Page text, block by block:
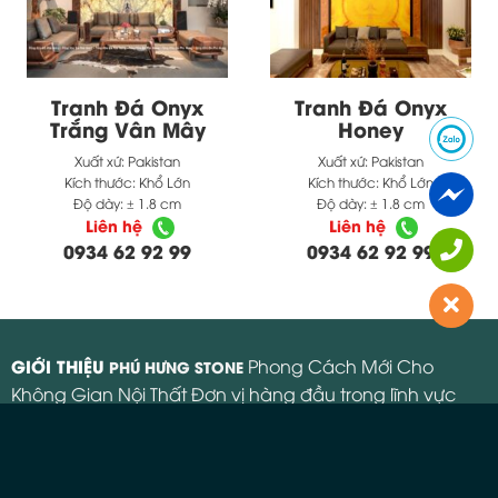
Tranh Đá Onyx
Trắng Vân Mây
Xuất xứ: Pakistan
Kích thước: Khổ Lớn
Độ dày: ± 1.8 cm
Liên hệ
0934 62 92 99
Tranh Đá Onyx
Honey
Xuất xứ: Pakistan
Kích thước: Khổ Lớn
Độ dày: ± 1.8 cm
Liên hệ
0934 62 92 99
GIỚI THIỆU PHÚ HƯNG STONE Phong Cách Mới Cho
Không Gian Nội Thất Đơn vị hàng đầu trong lĩnh vực